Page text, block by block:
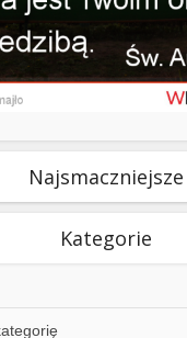
Najsmaczniejsze
Kategorie